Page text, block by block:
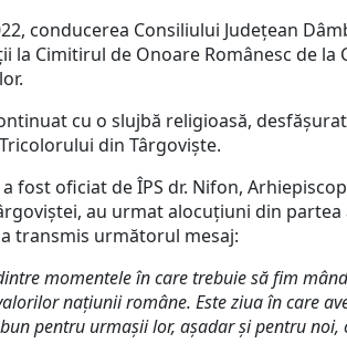
conducerea Consiliului Județean
la Cimitirul de Onoare Românesc de
cu o slujbă religioasă,
din Târgoviște.
fost oficiat de ÎPS dr. Nifon,
au urmat alocuțiuni din
transmis următorul mesaj:
momentele în care trebuie să fim
națiunii române. Este ziua în care
pentru urmașii lor, așadar și pentru noi,